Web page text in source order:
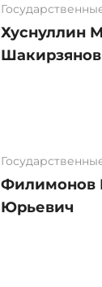
Хуснуллин
Филимонов
Юрьевич